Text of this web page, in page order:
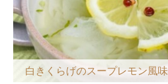
白きくらげのスープレモン風味